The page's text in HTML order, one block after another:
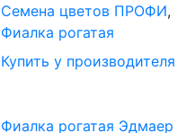
Cемена цветов ПРОФИ,
Фиалка рогатая
Купить у производителя
Фиалка рогатая Эдмаер